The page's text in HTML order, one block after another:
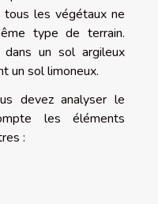
les végétaux ne
type de terrain.
un sol argileux
un sol limoneux.
devez analyser le
les éléments
: